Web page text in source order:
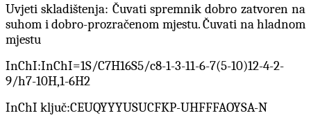
Uvjeti skladištenja: Čuvati spremnik dobro zatvoren na
suhom i dobro-prozračenom mjestu. Čuvati na hladnom
mjestu
InChI:InChI=1S/C7H16S5/c8-1-3-11-6-7(5-10)12-4-2-
9/h7-10H,1-6H2
InChI ključ:CEUQYYYUSUCFKP-UHFFFAOYSA-N